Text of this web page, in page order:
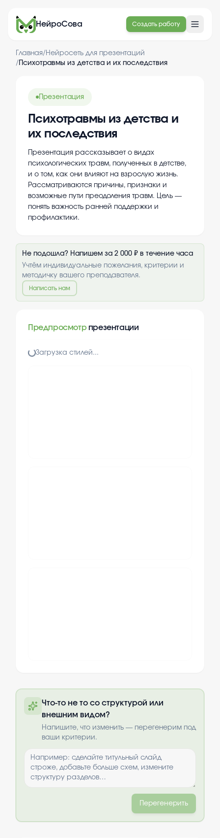
НейроСова Создать работу
Главная/ Нейросеть для презентаций
/ Психотравмы из детства и их последствия
Презентация
Психотравмы из детства и
их последствия
Презентация рассказывает о видах
психологических травм, полученных в детстве,
и о том, как они влияют на взрослую жизнь.
Рассматриваются причины, признаки и
возможные пути преодоления травм. Цель —
понять важность ранней поддержки и
профилактики.
Не подошла? Напишем за 2 000 ₽ в течение часа
Учтём индивидуальные пожелания, критерии и
методичку вашего преподавателя.
Написать нам
Предпросмотр презентации
Загрузка стилей...
по почте после оплаты
Что-то не то со структурой или
внешним видом?
Напишите, что изменить — перегенерим под
ваши критерии.
Перегенерить